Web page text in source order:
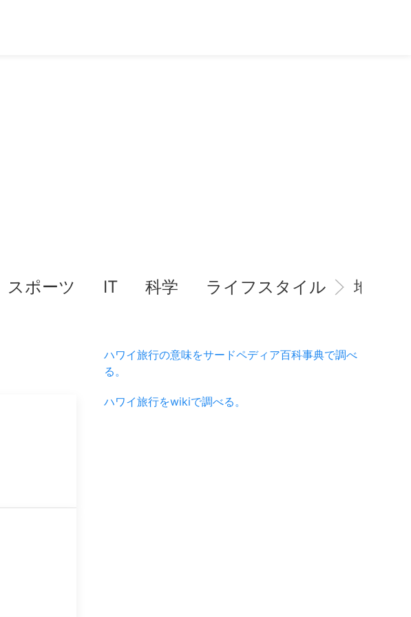
スポーツ IT 科学 ライフスタイル 地域情
ハワイ旅行の意味をサードペディア百科事典で調べ
る。
ハワイ旅行をwikiで調べる。